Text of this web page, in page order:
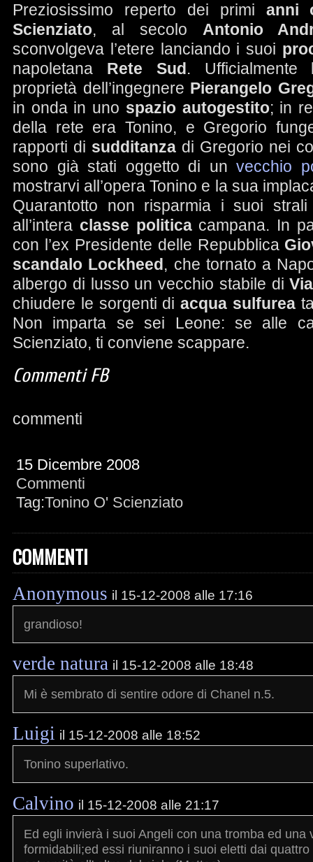
Preziosissimo reperto dei primi anni
Scienziato, al secolo Antonio
sconvolgeva l’etere lanciando i suoi
napoletana Rete Sud.
proprietà dell’ingegnere Pierangelo
in onda in uno spazio autogestito; in
della rete era Tonino, e Gregorio
rapporti di sudditanza di Gregorio nei
sono già stati oggetto di un vecchio
mostrarvi all’opera Tonino e la sua
Quarantotto non risparmia i suoi
all’intera classe politica campana. In
con l’ex Presidente delle Repubblica
scandalo Lockheed, che tornato a
albergo di lusso un vecchio stabile di
chiudere le sorgenti diacqua sulfurea
Non imparta se sei Leone: se alle
Scienziato, ti conviene scappare.
Commenti FB
commenti
15 Dicembre 2008
Commenti
Tag:Tonino O' Scienziato
COMMENTI
Anonymous il 15-12-2008 alle 17:16
grandioso!
verde natura il 15-12-2008 alle 18:48
Mi è sembrato di sentire odore di Chanel n.5.
Luigi il 15-12-2008 alle 18:52
Tonino superlativo.
Calvino il 15-12-2008 alle 21:17
Ed egli invierà i suoi Angeli con una tromba ed una
formidabili;ed essi riuniranno i suoi eletti dai